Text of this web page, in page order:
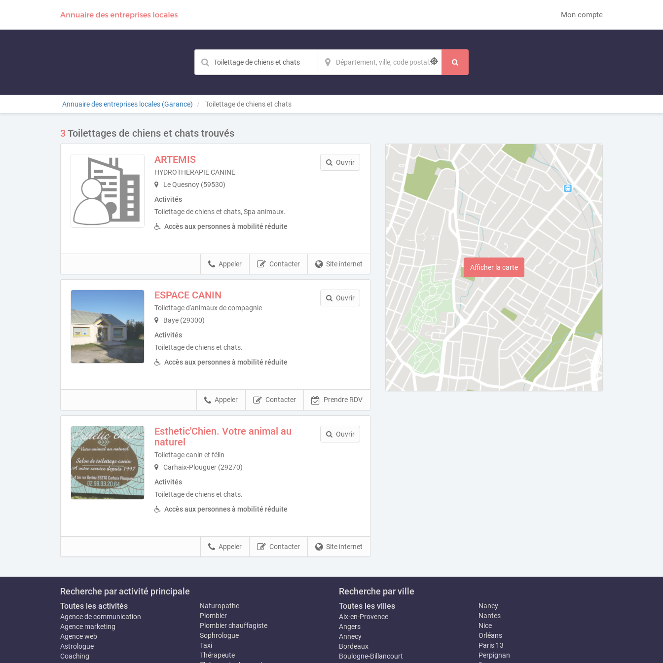
Mon compte
Annuaire des entreprises locales (Garance) Toilettage de chiens et chats
3 Toilettages de chiens et chats trouvés
ARTEMIS
HYDROTHERAPIE CANINE
Le Quesnoy (59530)
Activités
Toilettage de chiens et chats, Spa animaux.
Accès aux personnes à mobilité réduite
Ouvrir
Site internet
Contacter
Appeler
ESPACE CANIN
Toilettage d'animaux de compagnie
Baye (29300)
Activités
Toilettage de chiens et chats.
Accès aux personnes à mobilité réduite
Ouvrir
Prendre RDV
Contacter
Appeler
Esthetic'Chien. Votre animal au
naturel
Toilettage canin et félin
Carhaix-Plouguer (29270)
Activités
Toilettage de chiens et chats.
Accès aux personnes à mobilité réduite
Ouvrir
Site internet
Contacter
Appeler
Afficher la carte
Recherche par activité principale
Toutes les activités
Agence de communication
Agence marketing
Agence web
Astrologue
Coaching
Naturopathe
Plombier
Plombier chauffagiste
Sophrologue
Taxi
Thérapeute
Recherche par ville
Toutes les villes
Aix-en-Provence
Angers
Annecy
Bordeaux
Boulogne-Billancourt
Nancy
Nantes
Nice
Orléans
Paris 13
Perpignan